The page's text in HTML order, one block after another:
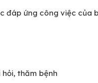
đáp ứng công việc của
thăm bệnh